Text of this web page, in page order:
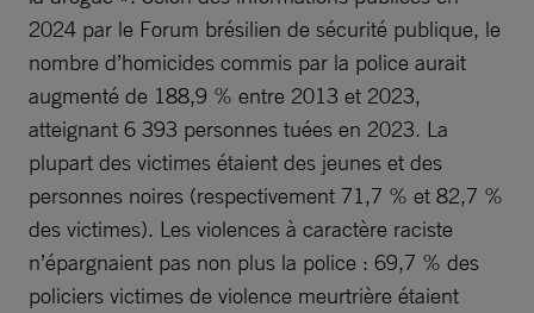
2024 par le Forum brésilien de sécurité publique, le
nombre d’homicides commis par la police aurait
augmenté de 188,9 % entre 2013 et 2023,
atteignant 6 393 personnes tuées en 2023. La
plupart des victimes étaient des jeunes et des
personnes noires (respectivement 71,7 % et 82,7 %
des victimes). Les violences à caractère raciste
n’épargnaient pas non plus la police : 69,7 % des
policiers victimes de violence meurtrière étaient